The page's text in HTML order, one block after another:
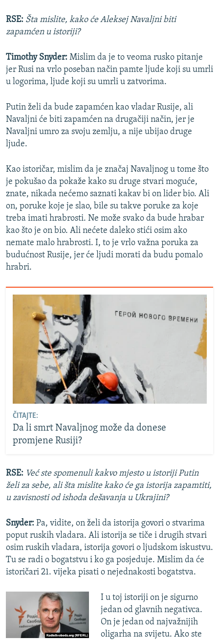
RSE: Šta mislite, kako će Aleksej Navaljni biti
zapamćen u istoriji?
Timothy Snyder: Mislim da je to veoma rusko pitanje
jer Rusi na vrlo poseban način pamte ljude koji su umrli
u logorima, ljude koji su umrli u zatvorima.
Putin želi da bude zapamćen kao vladar Rusije, ali
Navaljni će biti zapamćen na drugačiji način, jer je
Navaljni umro za svoju zemlju, a nije ubijao druge
ljude.
Kao istoričar, mislim da je značaj Navaljnog u tome što
je pokušao da pokaže kako su druge stvari moguće,
znate, nikada nećemo saznati kakav bi on lider bio. Ali
on, poruke koje je slao, bile su takve poruke za koje
treba imati hrabrosti. Ne može svako da bude hrabar
kao što je on bio. Ali nećete daleko stići osim ako
nemate malo hrabrosti. I, to je vrlo važna poruka za
budućnost Rusije, jer će ljudi morati da budu pomalo
hrabri.
ČITAJTE:
Da li smrt Navaljnog može da donese
promjene Rusiji?
RSE: Već ste spomenuli kakvo mjesto u istoriji Putin
želi za sebe, ali šta mislite kako će ga istorija zapamtiti,
u zavisnosti od ishoda dešavanja u Ukrajini?
Snyder: Pa, vidite, on želi da istorija govori o stvarima
poput ruskih vladara. Ali istorija se tiče i drugih stvari
osim ruskih vladara, istorija govori o ljudskom iskustvu.
Tu se radi o bogatstvu i ko ga posjeduje. Mislim da će
istoričari 21. vijeka pisati o nejednakosti bogatstva.
I u toj istoriji on je sigurno
jedan od glavnih negativca.
On je jedan od najvažnijih
oligarha na svijetu. Ako ste